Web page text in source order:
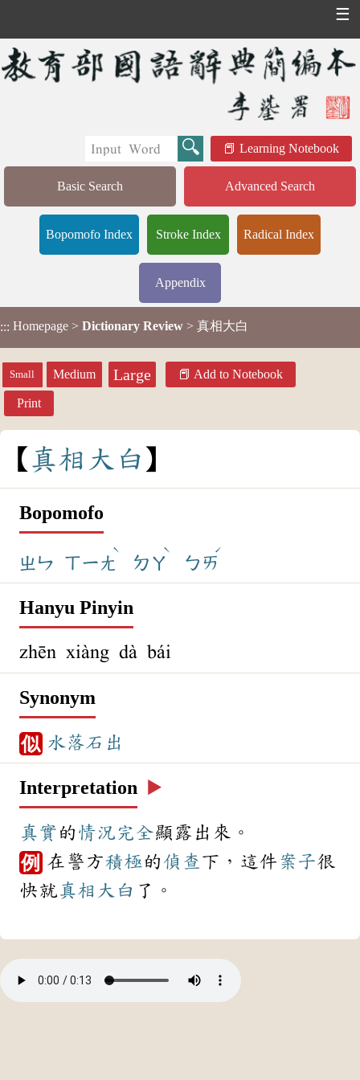
☰
Learning Notebook
Basic Search Advanced Search
Bopomofo Index Stroke Index Radical Index
Appendix
::: Homepage > Dictionary Review > 真相大白
Small Medium Large Add to Notebook
Print
真相 大 白
Bopomofo
ㄓㄣ ㄒㄧㄤ
ˋ
ㄉㄚ
ˋ
ㄅㄞ
ˊ
Hanyu Pinyin
zhēn xiàng dà bái
Synonym
似 水落石出
Interpretation ▶️
真實 的 情況 完全顯露出來。
例 在警方積極 的 偵查 下，這件 案子很
快就真相大白 了。